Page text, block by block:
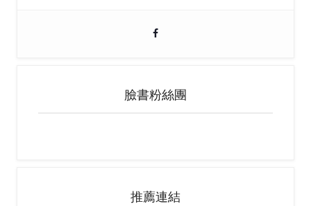
臉書粉絲團
推薦連結